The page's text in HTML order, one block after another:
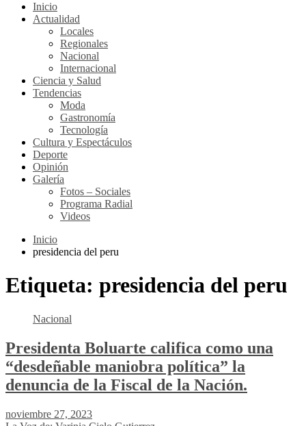
Inicio
Actualidad
Locales
Regionales
Nacional
Internacional
Ciencia y Salud
Tendencias
Moda
Gastronomía
Tecnología
Cultura y Espectáculos
Deporte
Opinión
Galería
Fotos – Sociales
Programa Radial
Videos
Inicio
presidencia del peru
Etiqueta: presidencia del peru
Nacional
Presidenta Boluarte califica como una
“desdeñable maniobra política” la
denuncia de la Fiscal de la Nación.
noviembre 27, 2023